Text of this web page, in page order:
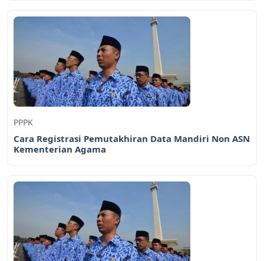
PPPK
Cara Registrasi Pemutakhiran Data Mandiri Non ASN
Kementerian Agama